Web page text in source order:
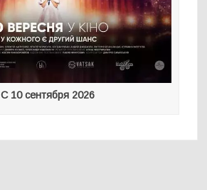
С 10 сентября 2026